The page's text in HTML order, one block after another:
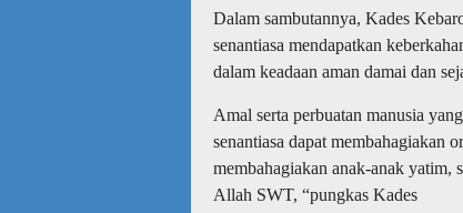
Dalam sambutannya, Kades
senantiasa mendapatkan
dalam keadaan aman damai dan
Amal serta perbuatan manusia
senantiasa dapat membahagiakan
membahagiakan anak-anak yatim,
Allah SWT, “pungkas Kades